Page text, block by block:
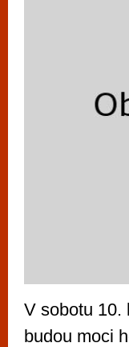
V sobotu 10.
budou moci